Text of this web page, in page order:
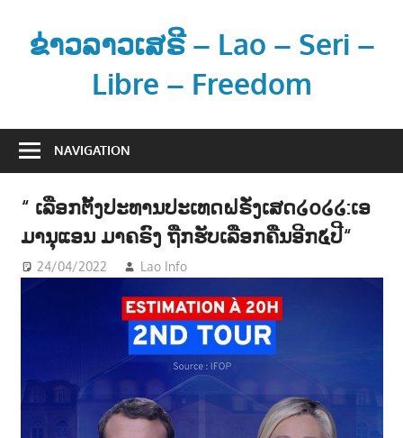
contentຂ່າວລາວເສຣີ – Lao – Seri –
Libre – Freedom
າ
ະ
ຂໍ້
ມູ
ສ
NAVIGATION
“ ເລືອກຕັ້ງປະທານປະເທດຝຣັ່ງເສດ໒໐໒໒:ເອ
ມານຸແອນ ມາຄຣົງ ຖືກຮັບເລືອກຄືນອີກ໕ປີ“
24/04/2022 Lao Info